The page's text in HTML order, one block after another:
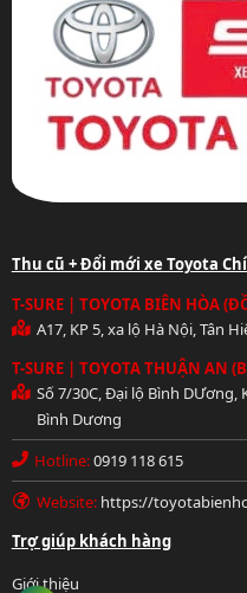
Hotline: 0919 118 615
Thu cũ + Đổi mới xe Toyota
T-SURE | TOYOTA BIÊN HÒA
A17, KP 5, xa lộ Hà Nội, Tân
T-SURE | TOYOTA THUẬN AN
Số 7/30C, Đại lộ Bình DƯơng,
Bình Dương
Hotline:0919 118 615
Website: https://
Trợ giúp khách hàng
Giới thiệu